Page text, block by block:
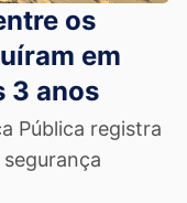
os
em
3 anos
Pública registra